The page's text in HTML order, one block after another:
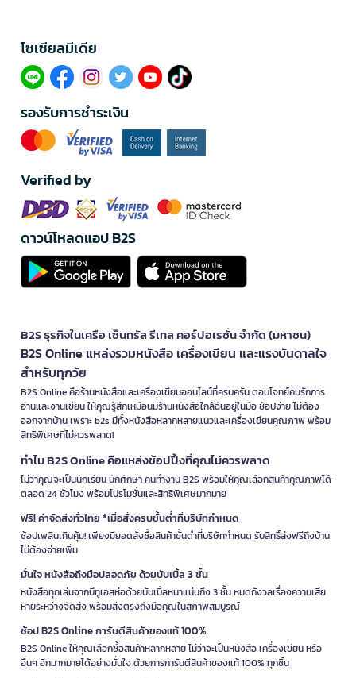
โซเซียลมีเดีย​
รองรับการชำระเงิน
Verified by
ดาวน์โหลดแอป B2S
B2S ธุรกิจในเครือ เซ็นทรัล รีเทล คอร์ปอเรชั่น จำกัด (มหาชน)
B2S Online แหล่งรวมหนังสือ เครื่องเขียน และแรงบันดาลใจ
สำหรับทุกวัย
B2S Online คือร้านหนังสือและเครื่องเขียนออนไลน์ที่ครบครัน ตอบโจทย์คนรักการ
อ่านและงานเขียน ให้คุณรู้สึกเหมือนมีร้านหนังสือใกล้ฉันอยู่ในมือ ช้อปง่าย ไม่ต้อง
ออกจากบ้าน เพราะ b2s มีทั้งหนังสือหลากหลายแนวและเครื่องเขียนคุณภาพ พร้อม
สิทธิพิเศษที่ไม่ควรพลาด!
ทำไม B2S Online คือแหล่งช้อปปิ้งที่คุณไม่ควรพลาด
ไม่ว่าคุณจะเป็นนักเรียน นักศึกษา คนทำงาน B2S พร้อมให้คุณเลือกสินค้าคุณภาพได้
ตลอด 24 ชั่วโมง พร้อมโปรโมชั่นและสิทธิพิเศษมากมาย
ฟรี! ค่าจัดส่งทั่วไทย *เมื่อสั่งครบขั้นต่ำที่บริษัทกำหนด
ช้อปเพลินเกินคุ้ม! เพียงมียอดสั่งซื้อสินค้าขั้นต่ำที่บริษัทกำหนด รับสิทธิ์ส่งฟรีถึงบ้าน
ไม่ต้องจ่ายเพิ่ม
มั่นใจ หนังสือถึงมือปลอดภัย ด้วยบับเบิ้ล 3 ชั้น
หนังสือทุกเล่มจากบีทูเอสห่อด้วยบับเบิ้ลหนาแน่นถึง 3 ชั้น หมดกังวลเรื่องความเสีย
หายระหว่างจัดส่ง พร้อมส่งตรงถึงมือคุณในสภาพสมบูรณ์
ช้อป B2S Online การันตีสินค้าของแท้ 100%
B2S Online ให้คุณเลือกซื้อสินค้าหลากหลาย ไม่ว่าจะเป็นหนังสือ เครื่องเขียน หรือ
อื่นๆ อีกมากมายได้อย่างมั่นใจ ด้วยการการันตีสินค้าของแท้ 100% ทุกชิ้น